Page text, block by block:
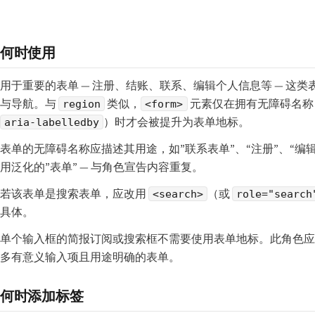
何时使用
用于重要的表单 — 注册、结账、联系、编辑个人信息等 — 这类
与导航。与
region 类似， <form> 元素仅在拥有无障碍名
aria-labelledby ）时才会被提升为表单地标。
表单的无障碍名称应描述其用途，如”联系表单”、“注册”、“编
用泛化的”表单” — 与角色宣告内容重复。
若该表单是搜索表单，应改用 <search> （或
具体。
单个输入框的简报订阅或搜索框不需要使用表单地标。此角色
多有意义输入项且用途明确的表单。
何时添加标签